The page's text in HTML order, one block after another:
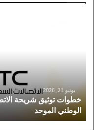
ش
يونيو 21, 2026
الوطني الموحد